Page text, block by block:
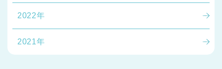
2022年
2021年